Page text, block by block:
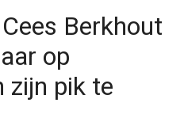
Berkhout
op
zijn pik te